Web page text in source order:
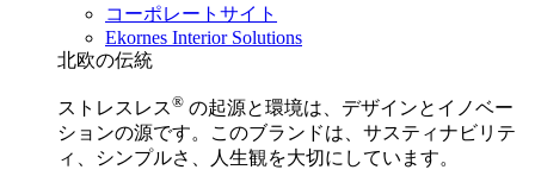
コーポレートサイト
Ekornes Interior Solutions
北欧の伝統
ストレスレス® の起源と環境は、デザインとイノベー
ションの源です。このブランドは、サスティナビリテ
ィ、シンプルさ、人生観を大切にしています。